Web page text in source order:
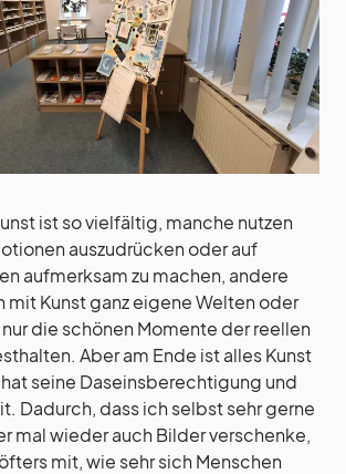
ist so vielfältig, manche nutzen
auszudrücken oder auf
aufmerksam zu machen, andere
mit Kunst ganz eigene Welten oder
die schönen Momente der reellen
Aber am Ende ist alles Kunst
seine Daseinsberechtigung und
Dadurch, dass ich selbst sehr gerne
mal wieder auch Bilder verschenke,
mit, wie sehr sich Menschen